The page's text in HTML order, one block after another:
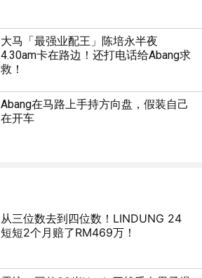
大马「最强业配王」陈培永半夜
4.30am卡在路边！还打电话给Abang求
救！
Abang在马路上手持方向盘，假装自己
在开车
从三位数去到四位数！LINDUNG 24
短短2个月赔了RM469万！